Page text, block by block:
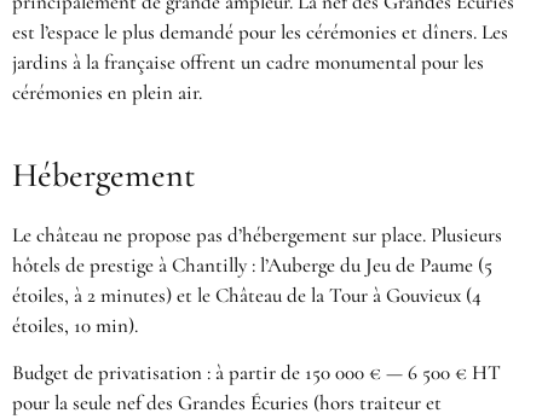
est l’espace le plus demandé pour les cérémonies et dîners. Les
jardins à la française offrent un cadre monumental pour les
cérémonies en plein air.
Hébergement
Le château ne propose pas d’hébergement sur place. Plusieurs
hôtels de prestige à Chantilly : l’Auberge du Jeu de Paume (5
étoiles, à 2 minutes) et le Château de la Tour à Gouvieux (4
étoiles, 10 min).
Budget de privatisation : à partir de 150 000 € — 6 500 € HT
pour la seule nef des Grandes Écuries (hors traiteur et